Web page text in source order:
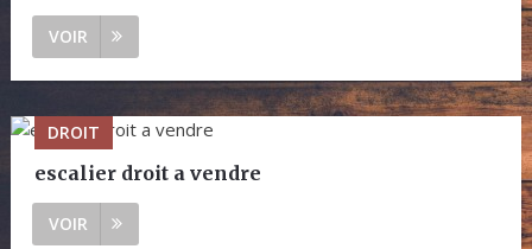
VOIR
DROIT
escalier droit a vendre
VOIR